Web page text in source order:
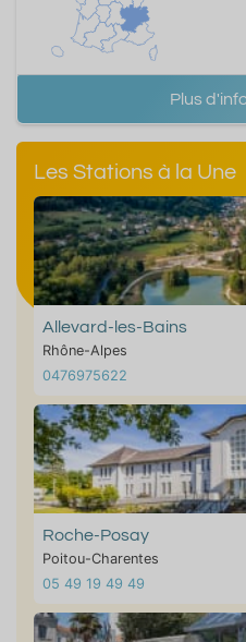
Plus
Les Stations à la Une
Allevard-les-Bains
Rhône-Alpes
0476975622
Roche-Posay
Poitou-Charentes
05 49 19 49 49